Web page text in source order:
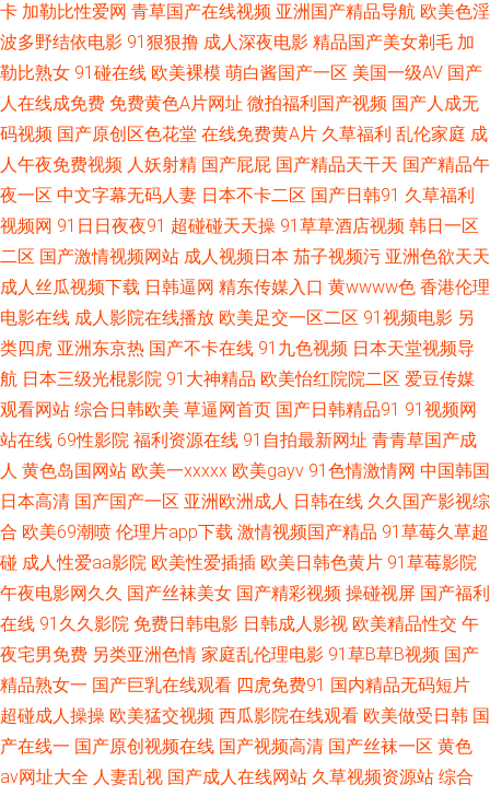
类性爱av 激情四射影院 女人的天堂网站 日本3级片人妻 最新91网址 www色
色综 国内自拍视频95 麻豆小视频 午夜福利三区 97操人妻 成人AV大 韩国三
级日逼AV 免费网站簧片 青青青青大香蕉 偷拍电影 影音先锋欧美专区 超碰69
狠狠操综合网 麻豆AV影院 日本综合色网 探花色图综合 91洮色 大香蕉45 黄
色成人18 欧日韩123区 日韩精品在线电影 在线观看91网站 91在线公开视频
成人黄色av影视 黄色网入口站黄色 欧美一级性爱a片 三级片网地 自慰喷水网
站 91青青碰 AV操逼电影 国产人人操人人 麻豆视频免费观看 青青草原福利网
色婷婷五月肏屄 91精品国产孕妇 AV性爱一本道 成人超碰在线观看 国产人妻
疯狂3p 蜜臀看片 日韩色色 91夫妻海角论坛 国产噜啊噜 久草成人色播 伪娘
流出水来 69人人 aaAV成人看片 传媒视频播放 狠狠插狠狠干 欧美日韩微拍视
频 深夜超碰社区 亚洲另类图片69 91青青草超碰 韩日av电影网站 欧美性爱A
级片 四虎中文字幕 91福利合集系列 操碰人人 韩国不卡AV 玖玖艹视频 青娱
乐超清精品 婷婷五月天社区 91手机小视频 国产最新区久久 欧美操B视频 婷
妻 五月天三级网址 97国产高清 国产电影五码 久久午夜无码视频 欧日韩美
卡 加勒比性爱网 青草国产在线视频 亚洲国产精品导航 欧美色淫
波多野结依电影 91狠狠撸 成人深夜电影 精品国产美女剃毛 加
勒比熟女 91碰在线 欧美裸模 萌白酱国产一区 美国一级AV 国产
人在线成免费 免费黄色A片网址 微拍福利国产视频 国产人成无
码视频 国产原创区色花堂 在线免费黄A片 久草福利 乱伦家庭 成
人午夜免费视频 人妖射精 国产屁屁 国产精品天干天 国产精品午
夜一区 中文字幕无码人妻 日本不卡二区 国产日韩91 久草福利
视频网 91日日夜夜91 超碰碰天天操 91草草酒店视频 韩日一区
二区 国产激情视频网站 成人视频日本 茄子视频污 亚洲色欲天天
成人丝瓜视频下载 日韩逼网 精东传媒入口 黄wwww色 香港伦理
电影在线 成人影院在线播放 欧美足交一区二区 91视频电影 另
类四虎 亚洲东京热 国产不卡在线 91九色视频 日本天堂视频导
航 日本三级光棍影院 91大神精品 欧美怡红院院二区 爱豆传媒
观看网站 综合日韩欧美 草逼网首页 国产日韩精品91 91视频网
站在线 69性影院 福利资源在线 91自拍最新网址 青青草国产成
人 黄色岛国网站 欧美一xxxxx 欧美gayv 91色情激情网 中国韩国
日本高清 国产国产一区 亚洲欧洲成人 日韩在线 久久国产影视综
合 欧美69潮喷 伦理片app下载 激情视频国产精品 91草莓久草超
碰 成人性爱aa影院 欧美性爱插插 欧美日韩色黄片 91草莓影院
午夜电影网久久 国产丝袜美女 国产精彩视频 操碰视屏 国产福利
在线 91久久影院 免费日韩电影 日韩成人影视 欧美精品性交 午
夜宅男免费 另类亚洲色情 家庭乱伦理电影 91草B草B视频 国产
精品熟女一 国产巨乳在线观看 四虎免费91 国内精品无码短片
超碰成人操操 欧美猛交视频 西瓜影院在线观看 欧美做受日韩 国
产在线一 国产原创视频在线 国产视频高清 国产丝袜一区 黄色
av网址大全 人妻乱视 国产成人在线网站 久草视频资源站 综合